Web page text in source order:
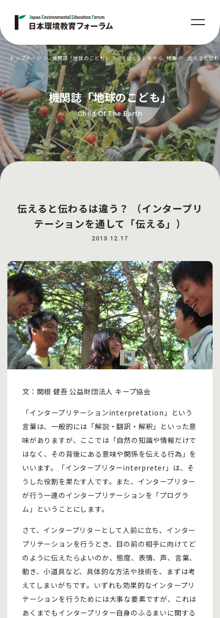
機関誌「地球のこども」
Child Of The Earth
トップページ 機関誌「地球のこども」 「伝える」ちから,特集 伝えると伝
伝えると伝わるは違う？ （インタープリ
テーションを通して「伝える」）
2013.12.17
文：関根 健吾 公益財団法人 キープ協会
「インタープリテーションinterpretation」という
言葉は、一般的には「解説・翻訳・解釈」といった意
味がありますが、ここでは「自然の知識や情報だけで
はなく、その背後にある意味や関係を伝える行為」を
いいます。「インタープリターinterpreter」は、そ
うした役割を果たす人です。また、インタープリター
が行う一連のインタープリテーションを「プログラ
ム」ということにします。
さて、インタープリターとして人前に立ち、インター
プリテーションを行うとき、目の前の相手に向けてど
のように伝えたらよいのか、態度、表情、声、言葉、
動き、小道具など、具体的な方法や技術を、まずは考
えてしまいがちです。いずれも効果的なインタープリ
テーションを行うためには大事な要素ですが、これは
あくまでもインタープリター自身のふるまいに関する